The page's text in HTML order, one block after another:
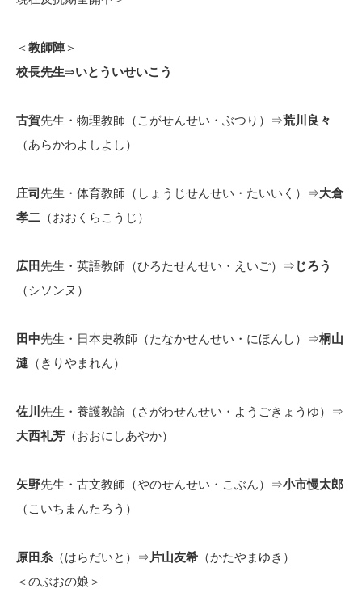
＜教師陣＞
校長先生⇒いとういせいこう
古賀先生・物理教師（こがせんせい・ぶつり）⇒荒川良々
（あらかわよしよし）
庄司 先生・体育教師（しょうじせんせい・たいいく）⇒大倉
孝二 （おおくらこうじ）
広田 先生・英語教師（ひろたせんせい・えいご）⇒ じろう
（シソンヌ）
田中先生・日本史教師（たなかせんせい・にほんし）⇒桐山
漣 （きりやまれん）
佐川 先生・養護教諭（さがわせんせい・ようごきょうゆ）⇒
大西礼芳 （おおにしあやか）
矢野先生・古文教師（やのせんせい・こぶん）⇒小市慢太郎
（こいちまんたろう）
原田糸 （はらだいと）⇒片山友希 （かたやまゆき）
＜のぶおの娘＞